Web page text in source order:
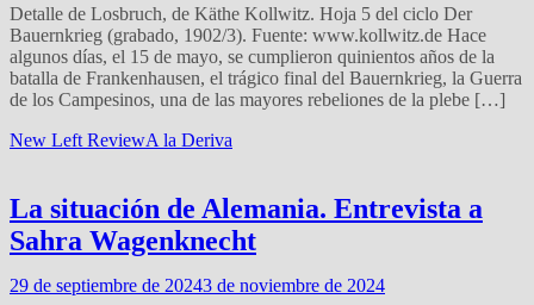
Detalle de Losbruch, de Käthe Kollwitz. Hoja 5 del ciclo Der
Bauernkrieg (grabado, 1902/3). Fuente: www.kollwitz.de Hace
algunos días, el 15 de mayo, se cumplieron quinientos años de la
batalla de Frankenhausen, el trágico final del Bauernkrieg, la Guerra
de los Campesinos, una de las mayores rebeliones de la plebe […]
New Left ReviewA la Deriva
La situación de Alemania. Entrevista a
Sahra Wagenknecht
29 de septiembre de 20243 de noviembre de 2024